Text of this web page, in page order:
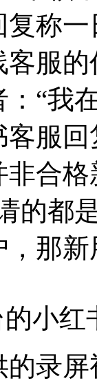
称
服
“我
服
合
的都
那
的小
录